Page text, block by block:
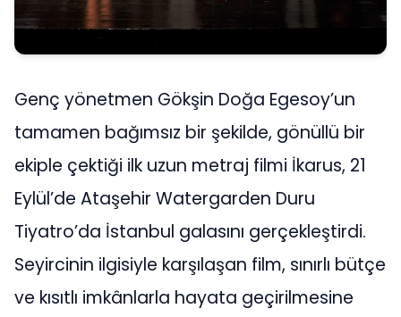
Genç yönetmen Gökşin Doğa Egesoy’un
tamamen bağımsız bir şekilde, gönüllü bir
ekiple çektiği ilk uzun metraj filmi İkarus, 21
Eylül’de Ataşehir Watergarden Duru
Tiyatro’da İstanbul galasını gerçekleştirdi.
Seyircinin ilgisiyle karşılaşan film, sınırlı bütçe
ve kısıtlı imkânlarla hayata geçirilmesine